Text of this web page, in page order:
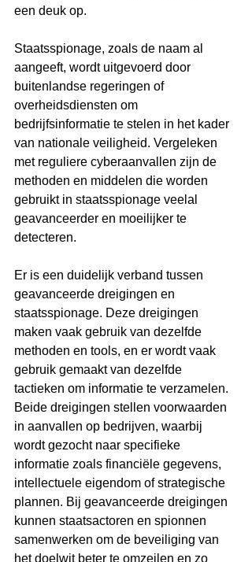
een deuk op.
Staatsspionage, zoals de naam al
aangeeft, wordt uitgevoerd door
buitenlandse regeringen of
overheidsdiensten om
bedrijfsinformatie te stelen in het kader
van nationale veiligheid. Vergeleken
met reguliere cyberaanvallen zijn de
methoden en middelen die worden
gebruikt in staatsspionage veelal
geavanceerder en moeilijker te
detecteren.
Er is een duidelijk verband tussen
geavanceerde dreigingen en
staatsspionage. Deze dreigingen
maken vaak gebruik van dezelfde
methoden en tools, en er wordt vaak
gebruik gemaakt van dezelfde
tactieken om informatie te verzamelen.
Beide dreigingen stellen voorwaarden
in aanvallen op bedrijven, waarbij
wordt gezocht naar specifieke
informatie zoals financiële gegevens,
intellectuele eigendom of strategische
plannen. Bij geavanceerde dreigingen
kunnen staatsactoren en spionnen
samenwerken om de beveiliging van
het doelwit beter te omzeilen en zo